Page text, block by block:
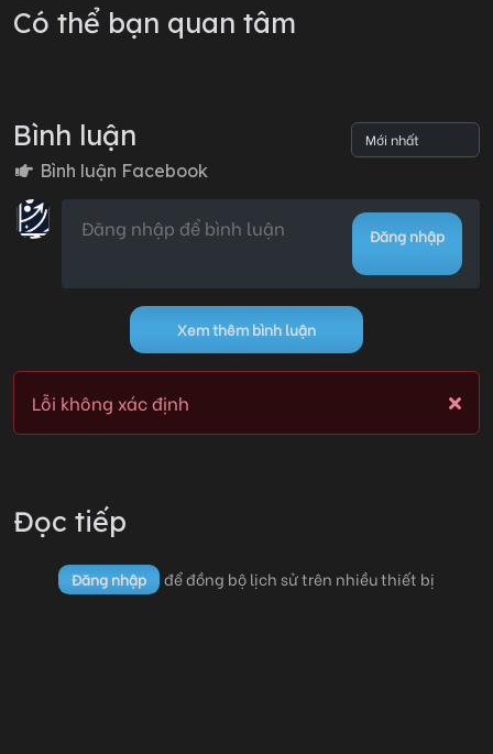
Chương 2 01/06/2026 17:21 0
Lỗi không xác định
Có thể bạn quan tâm
Bình luận
Bình luận Facebook
Đăng nhập
Xem thêm bình luận
Lỗi không xác định
Đọc tiếp
Đăng nhập để đồng bộ lịch sử trên nhiều thiết bị